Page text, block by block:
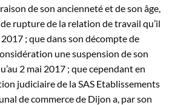
de son ancienneté et de son âge,
rupture de la relation de travail qu’il
; que dans son décompte de
une suspension de son
2 mai 2017 ; que cependant en
judiciaire de la SAS Etablissements
de commerce de Dijon a, par son